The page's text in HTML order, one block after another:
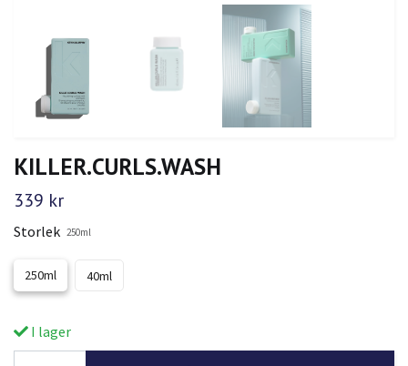
KILLER.CURLS.WASH
339 kr
Storlek 250ml
250ml 40ml
I lager